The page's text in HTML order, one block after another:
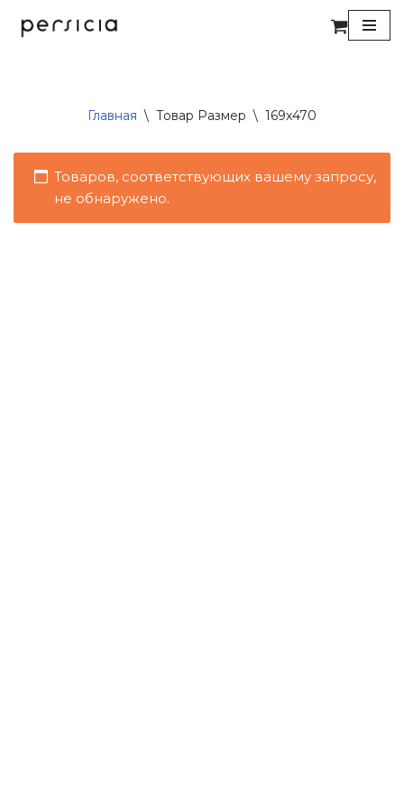
Главная \ Товар Размер \ 169x470
Товаров, соответствующих вашему запросу,
не обнаружено.